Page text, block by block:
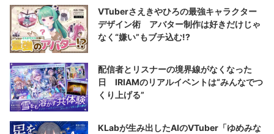
VTuberさえきやひろの最強キャラクター
デザイン術 アバター制作は好きだけじゃ
なく“嫌い”もブチ込む!?
配信者とリスナーの境界線がなくなった
日 IRIAMのリアルイベントは“みんなでつ
くり上げる”
KLabが生み出したAIのVTuber「ゆめみな